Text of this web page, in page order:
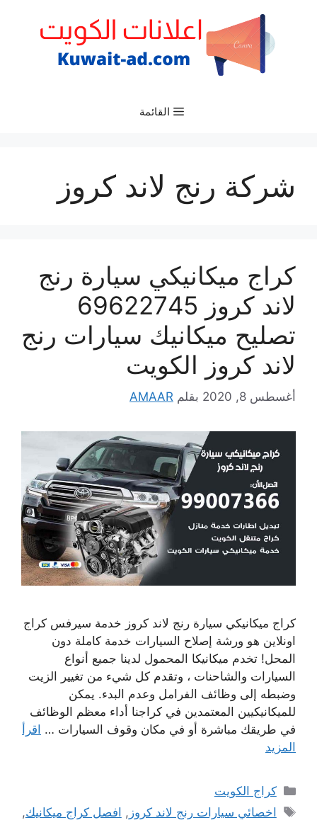
القائمة
شركة رنج لاند كروز
كراج ميكانيكي سيارة رنج
لاند كروز 69622745
تصليح ميكانيك سيارات رنج
لاند كروز الكويت
أغسطس 8, 2020 بقلم AMAAR
كراج ميكانيكي سيارة رنج لاند كروز خدمة سيرفس كراج
اونلاين هو ورشة إصلاح السيارات خدمة كاملة دون
المحل! تخدم ميكانيكا المحمول لدينا جميع أنواع
السيارات والشاحنات ، وتقدم كل شيء من تغيير الزيت
وضبطه إلى وظائف الفرامل وعدم البدء. يمكن
للميكانيكيين المعتمدين في كراجنا أداء معظم الوظائف
في طريقك مباشرة أو في مكان وقوف السيارات … اقرأ
المزيد
التصنيفات
كراج الكويت
الوسوم
اخصائي سيارات رنج لاند كروز , افصل كراج ميكانيك,